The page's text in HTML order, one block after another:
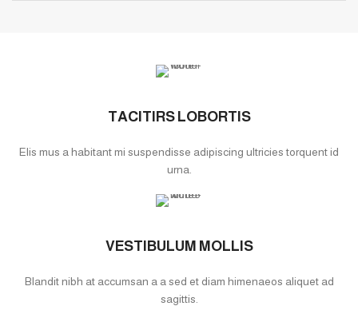
TACITIRS LOBORTIS
Elis mus a habitant mi suspendisse adipiscing ultricies torquent id
urna.
VESTIBULUM MOLLIS
Blandit nibh at accumsan a a sed et diam himenaeos aliquet ad
sagittis.